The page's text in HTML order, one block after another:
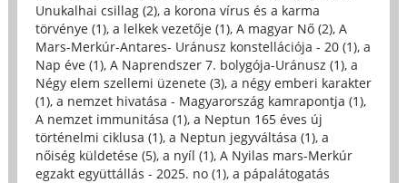
Unukalhai csillag (2), a korona vírus és a karma
törvénye (1), a lelkek vezetője (1), A magyar Nő (2), A
Mars-Merkúr-Antares- Uránusz konstellációja - 20 (1), a
Nap éve (1), A Naprendszer 7. bolygója-Uránusz (1), a
Négy elem szellemi üzenete (3), a négy emberi karakter
(1), a nemzet hivatása - Magyarország kamrapontja (1),
A nemzet immunitása (1), a Neptun 165 éves új
történelmi ciklusa (1), a Neptun jegyváltása (1), a
nőiség küldetése (5), a nyíl (1), A Nyilas mars-Merkúr
egzakt együttállás - 2025. no (1), a pápalátogatás